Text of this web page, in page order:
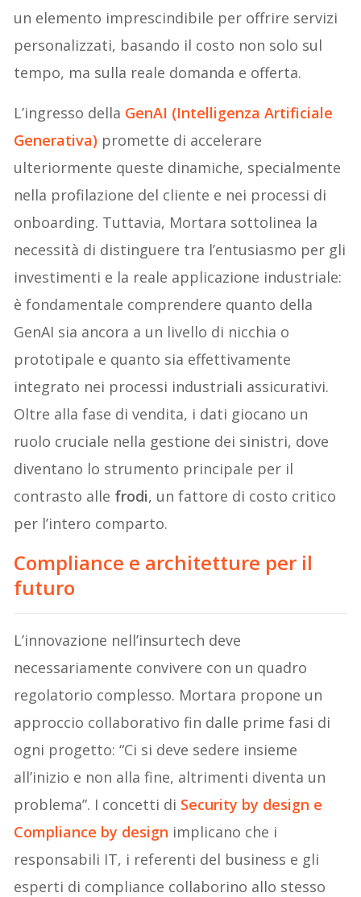
un elemento imprescindibile per offrire servizi
personalizzati, basando il costo non solo sul
tempo, ma sulla reale domanda e offerta.
L’ingresso della GenAI (Intelligenza Artificiale
Generativa) promette di accelerare
ulteriormente queste dinamiche, specialmente
nella profilazione del cliente e nei processi di
onboarding. Tuttavia, Mortara sottolinea la
necessità di distinguere tra l’entusiasmo per gli
investimenti e la reale applicazione industriale:
è fondamentale comprendere quanto della
GenAI sia ancora a un livello di nicchia o
prototipale e quanto sia effettivamente
integrato nei processi industriali assicurativi.
Oltre alla fase di vendita, i dati giocano un
ruolo cruciale nella gestione dei sinistri, dove
diventano lo strumento principale per il
contrasto alle frodi, un fattore di costo critico
per l’intero comparto.
Compliance e architetture per il
futuro
L’innovazione nell’insurtech deve
necessariamente convivere con un quadro
regolatorio complesso. Mortara propone un
approccio collaborativo fin dalle prime fasi di
ogni progetto: “Ci si deve sedere insieme
all’inizio e non alla fine, altrimenti diventa un
problema”. I concetti di Security by design e
Compliance by design implicano che i
responsabili IT, i referenti del business e gli
esperti di compliance collaborino allo stesso